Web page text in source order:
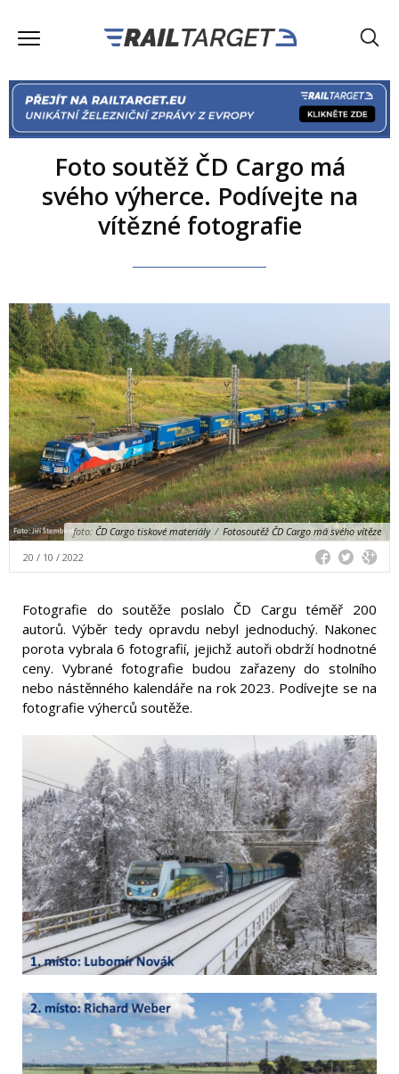
Foto soutěž ČD Cargo má
svého výherce. Podívejte na
vítězné fotografie
foto: ČD Cargo tiskové materiály / Fotosoutěž ČD Cargo má svého vítěze
20 / 10 / 2022
Fotografie do soutěže poslalo ČD Cargu téměř 200
autorů. Výběr tedy opravdu nebyl jednoduchý. Nakonec
porota vybrala 6 fotografií, jejichž autoři obdrží hodnotné
ceny. Vybrané fotografie budou zařazeny do stolního
nebo nástěnného kalendáře na rok 2023. Podívejte se na
fotografie výherců soutěže.